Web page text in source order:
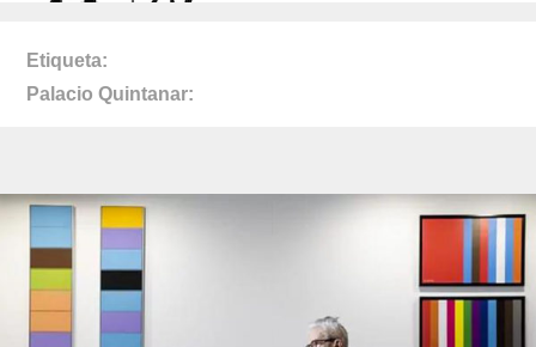
Etiqueta
Palacio Quintanar